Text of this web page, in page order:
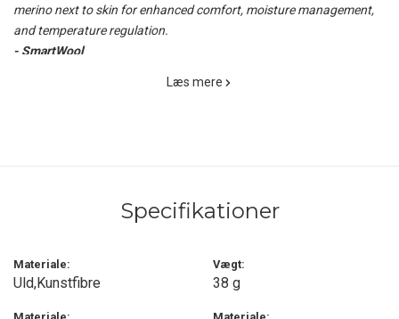
merino next to skin for enhanced comfort, moisture management,
and temperature regulation.
- SmartWool
Intraknit Hipster Dame kan således bruges enten som trusse til
Læs mere
Specifikationer
Materiale:
Uld,Kunstfibre
Vægt:
38 g